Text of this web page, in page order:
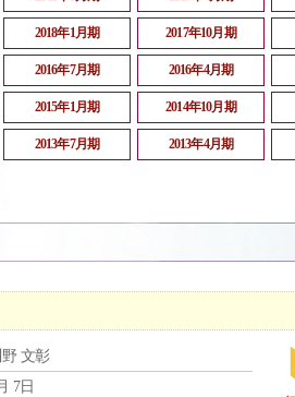
2018年1月期 2017年10月期
2016年7月期 2016年4月期
2015年1月期 2014年10月期
2013年7月期 2013年4月期
野 文彰
7日